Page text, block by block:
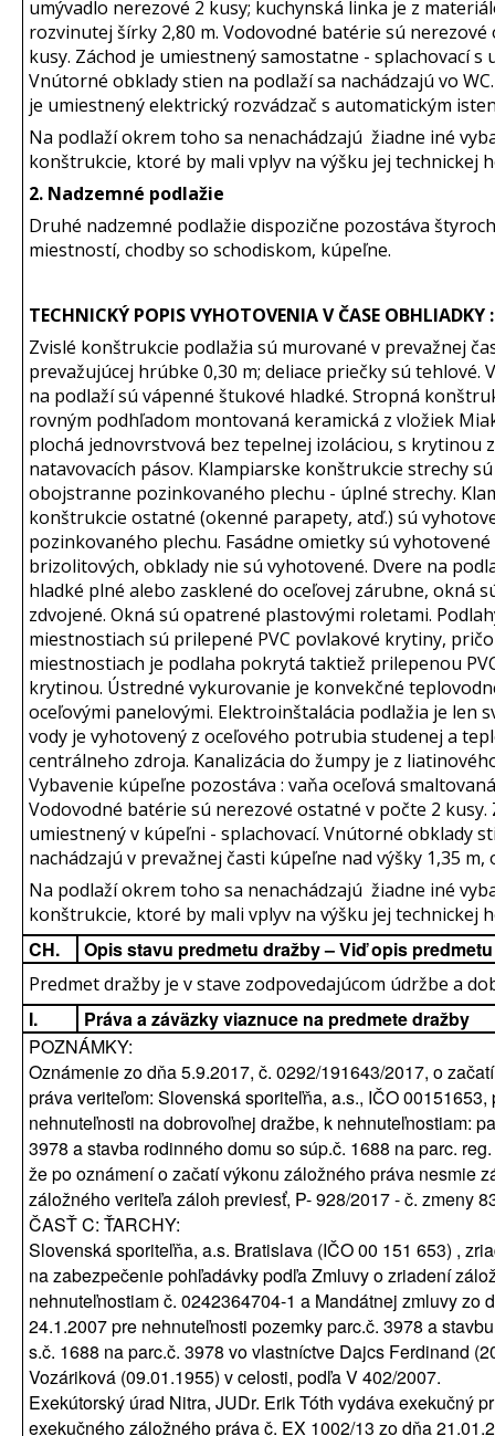
umývadlo nerezové 2 kusy; kuchynská linka je z
rozvinutej šírky 2,80 m. Vodovodné batérie sú
kusy. Záchod je umiestnený samostatne - splachovací s
Vnútorné obklady stien na podlaží sa nachádzajú vo
je umiestnený elektrický rozvádzač s automatickým
Na podlaží okrem toho sa nenachádzajú žiadne iné
konštrukcie, ktoré by mali vplyv na výšku jej technickej
2. Nadzemné podlažie
Druhé nadzemné podlažie dispozične pozostáva
miestností, chodby so schodiskom, kúpeľne.
TECHNICKÝ POPIS VYHOTOVENIA V ČASE OBHLIADKY :
Zvislé konštrukcie podlažia sú murované v prevažnej
prevažujúcej hrúbke 0,30 m; deliace priečky sú tehlové.
na podlaží sú vápenné štukové hladké. Stropná
rovným podhľadom montovaná keramická z vložiek
plochá jednovrstvová bez tepelnej izoláciou, s krytinou
natavovacích pásov. Klampiarske konštrukcie strechy
obojstranne pozinkovaného plechu - úplné strechy.
konštrukcie ostatné (okenné parapety, atď.) sú
pozinkovaného plechu. Fasádne omietky sú
brizolitových, obklady nie sú vyhotovené. Dvere na
hladké plné alebo zasklené do oceľovej zárubne, okná
zdvojené. Okná sú opatrené plastovými roletami.
miestnostiach sú prilepené PVC povlakové krytiny,
miestnostiach je podlaha pokrytá taktiež prilepenou
krytinou. Ústredné vykurovanie je konvekčné
oceľovými panelovými. Elektroinštalácia podlažia je len
vody je vyhotovený z oceľového potrubia studenej a
centrálneho zdroja. Kanalizácia do žumpy je z
Vybavenie kúpeľne pozostáva : vaňa oceľová
Vodovodné batérie sú nerezové ostatné v počte 2 kusy.
umiestnený v kúpeľni - splachovací. Vnútorné obklady
nachádzajú v prevažnej časti kúpeľne nad výšky 1,35 m,
Na podlaží okrem toho sa nenachádzajú žiadne iné
konštrukcie, ktoré by mali vplyv na výšku jej technickej
CH. Opis stavu predmetu dražby – Viď opis
Predmet dražby je v stave zodpovedajúcom údržbe a
I.
Práva a záväzky viaznuce na predmete dražby
POZNÁMKY:
Oznámenie zo dňa 5.9.2017, č. 0292/191643/2017, o
práva veriteľom: Slovenská sporiteľňa, a.s., IČO 00151653,
nehnuteľnosti na dobrovoľnej dražbe, k nehnuteľnostiam:
3978 a stavba rodinného domu so súp.č. 1688 na parc.
že po oznámení o začatí výkonu záložného práva nesmie
záložného veriteľa záloh previesť, P- 928/2017 - č. zmeny
ČASŤ C: ŤARCHY:
Slovenská sporiteľňa, a.s. Bratislava (IČO 00 151 653) ,
na zabezpečenie pohľadávky podľa Zmluvy o zriadení
nehnuteľnostiam č. 0242364704-1 a Mandátnej zmluvy zo
24.1.2007 pre nehnuteľnosti pozemky parc.č. 3978 a
s.č. 1688 na parc.č. 3978 vo vlastníctve Dajcs Ferdinand
Vozáriková (09.01.1955) v celosti, podľa V 402/2007.
Exekútorský úrad Nitra, JUDr. Erik Tóth vydáva exekučný
exekučného záložného práva č. EX 1002/13 zo dňa